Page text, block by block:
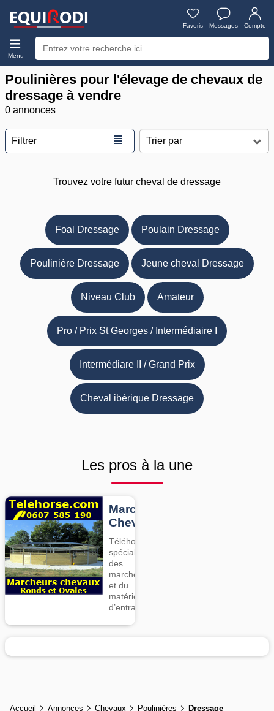
Favoris Messages Compte
Menu
Poulinières pour l'élevage de chevaux de
dressage à vendre
0 annonces
Filtrer ≣
Trouvez votre futur cheval de dressage
Foal Dressage Poulain Dressage
Poulinière Dressage Jeune cheval Dressage
Niveau Club Amateur
Pro / Prix St Georges / Intermédiaire I
Intermédiare II / Grand Prix
Cheval ibérique Dressage
Les pros à la une
Marcheurs
Chevaux
Téléhorse,
spécialiste
des
marcheurs
et du
matériel
d’entrainement
Accueil Annonces Chevaux Poulinières Dressage